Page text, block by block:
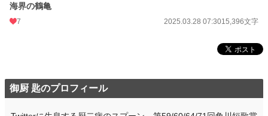
月間ポイント
海界の鶴亀
7 2025.03.28 07:3015,396文字
御厨 匙のプロフィール